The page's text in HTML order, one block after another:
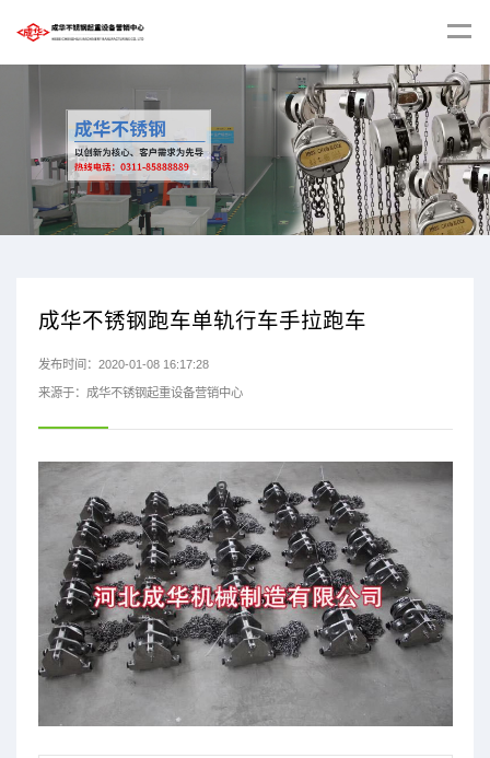
成华不锈钢跑车单轨行车手拉跑车
发布时间：2020-01-08 16:17:28
来源于：成华不锈钢起重设备营销中心